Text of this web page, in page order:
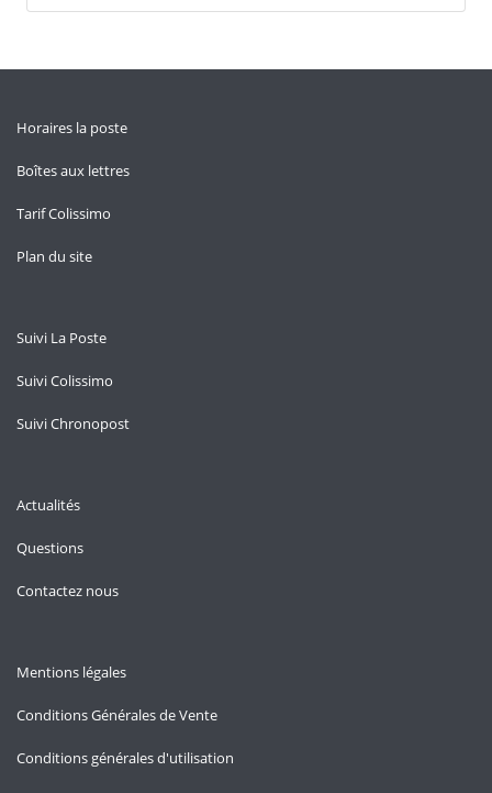
Horaires la poste
Boîtes aux lettres
Tarif Colissimo
Plan du site
Suivi La Poste
Suivi Colissimo
Suivi Chronopost
Actualités
Questions
Contactez nous
Mentions légales
Conditions Générales de Vente
Conditions générales d'utilisation